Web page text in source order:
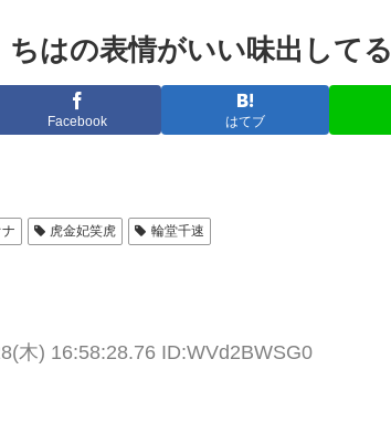
ちはの表情がいい味出してる
Facebook はてブ
虎金妃笑虎 輪堂千速
木) 16:58:28.76 ID:WVd2BWSG0